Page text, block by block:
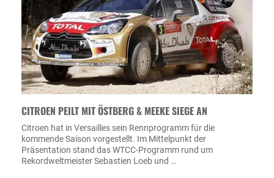
CITROEN PEILT MIT ÖSTBERG & MEEKE SIEGE AN
Citroen hat in Versailles sein Rennprogramm für die
kommende Saison vorgestellt. Im Mittelpunkt der
Präsentation stand das WTCC-Programm rund um
Rekordweltmeister Sebastien Loeb und …